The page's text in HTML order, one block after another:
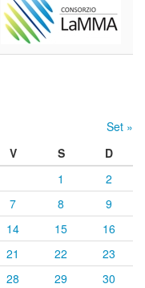
Set »
V S
D
1
2
7 8
9
14 15
16
21 22
23
28 29 30